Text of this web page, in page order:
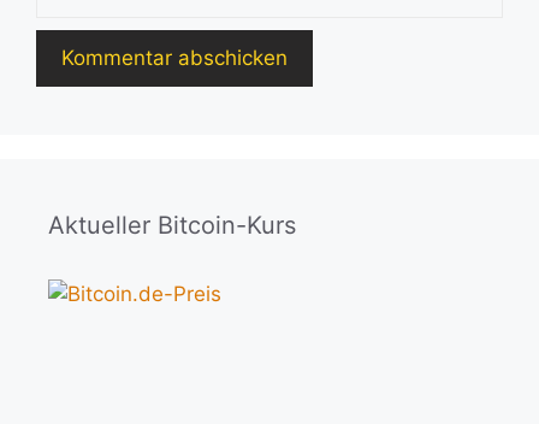
Aktueller Bitcoin-Kurs